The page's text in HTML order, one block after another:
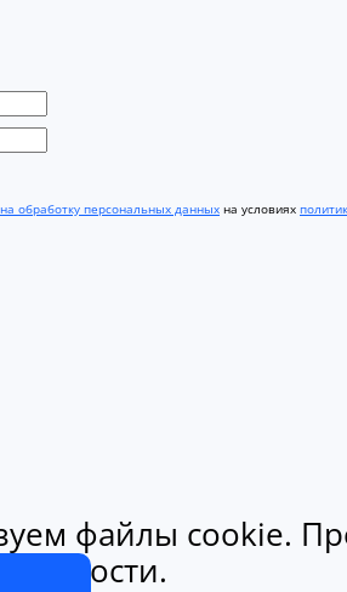
обработку персональных данных на условиях
файлы cookie.